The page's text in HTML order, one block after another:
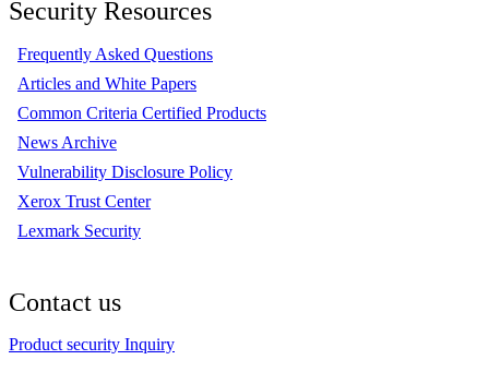
Security Resources
Frequently Asked Questions
Articles and White Papers
Common Criteria Certified Products
News Archive
Vulnerability Disclosure Policy
Xerox Trust Center
Lexmark Security
Contact us
Product security Inquiry